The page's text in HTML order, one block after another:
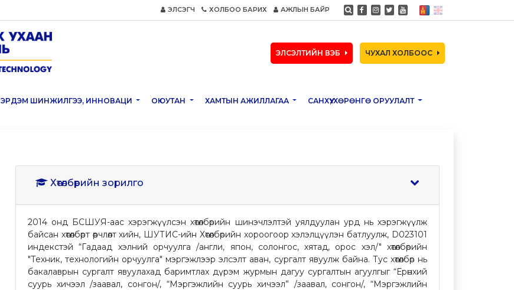
ЭЛСЭГЧ ХОЛБОО БАРИХ АЖЛЫН БАЙР
ЭЛСЭЛТИЙН ВЭБ ЧУХАЛ ХОЛБООС
ЭРДЭМ ШИНЖИЛГЭЭ, ИННОВАЦИ ОЮУТАН ХАМТЫН АЖИЛЛАГАА САНХҮҮ, ХӨРӨНГӨ ОРУУЛАЛТ
Хөтөлбөрийн зорилго
2014 онд БСШУЯ-аас хэрэгжүүлсэн хөтөлбөрийн шинэчлэлтэй уялдуулан урд нь хэрэгжүүлж
байсан хөтөлбөрт өөрчлөлт хийн, ШУТИС-ийн Хөтөлбөрийн хороогоор хэлэлцүүлэн батлуулж, D023101
индекстэй “Гадаад хэлний орчуулга /англи, япон, солонгос, хятад, орос хэл/" хөтөлбөрийн
"Техник, технологийн орчуулга" мэргэжлээр элсэлт аван, сургалт явуулж байна. Тус хөтөлбөр нь
бакалаврын сургалт явуулахад баримтлах дүрэм журмын дагуу сургалтын агуулгыг “Ерөнхий
суурь хичээл /заавал, сонгон/, “Мэргэжлийн суурь хичээл” /заавал, сонгон/, “Мэргэжлийн